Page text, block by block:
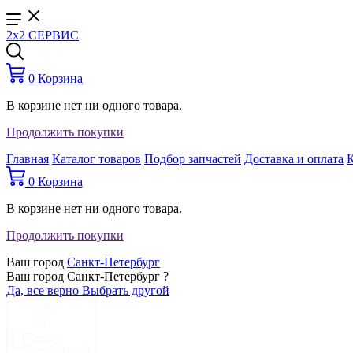
2x2 СЕРВИС
0 Корзина
В корзине нет ни одного товара.
Продолжить покупки
Главная Каталог товаров Подбор запчастей Доставка и оплата
0 Корзина
В корзине нет ни одного товара.
Продолжить покупки
Ваш город Санкт-Петербург
Ваш город Санкт-Петербург ?
Да, все верно Выбрать другой